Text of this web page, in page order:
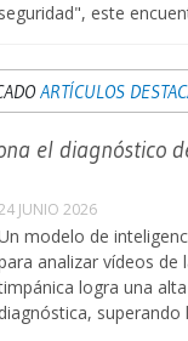
seguridad", este
ARTÍCULOS
el diagnóstico
JUNIO 2026
modelo de
analizar vídeos de
logra una
diagnóstica, superando